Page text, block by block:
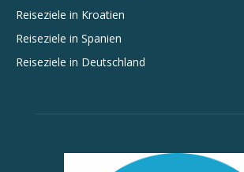
Reiseziele in Kroatien
Reiseziele in Spanien
Reiseziele in Deutschland